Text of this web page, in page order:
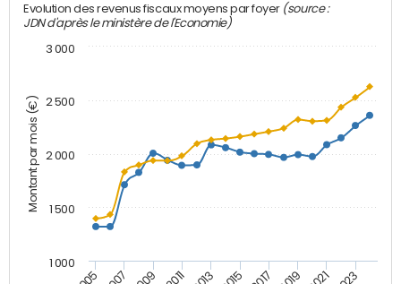
Montant par mois (€)
Evolution des revenus fiscaux moyens par foyer (source :
JDN d'après le ministère de l'Economie)
1 000
1 500
2 000
2 500
3 000